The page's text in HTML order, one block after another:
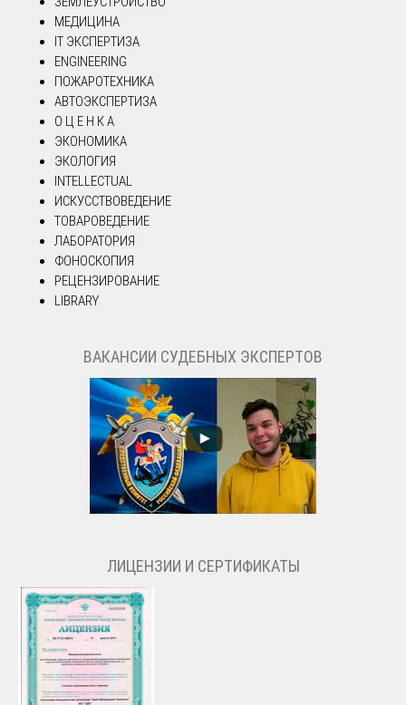
МЕДИЦИНА
IT ЭКСПЕРТИЗА
ENGINEERING
ПОЖАРОТЕХНИКА
АВТОЭКСПЕРТИЗА
О Ц Е Н К А
ЭКОНОМИКА
ЭКОЛОГИЯ
INTELLECTUAL
ИСКУССТВОВЕДЕНИЕ
ТОВАРОВЕДЕНИЕ
ЛАБОРАТОРИЯ
ФОНОСКОПИЯ
РЕЦЕНЗИРОВАНИЕ
LIBRARY
ВАКАНСИИ СУДЕБНЫХ ЭКСПЕРТОВ
ЛИЦЕНЗИИ И СЕРТИФИКАТЫ